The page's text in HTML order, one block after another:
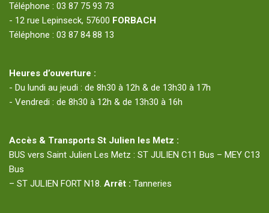
Téléphone : 03 87 75 93 73
- 12 rue Lepinseck, 57600 FORBACH
Téléphone : 03 87 84 88 13
Heures d’ouverture :
- Du lundi au jeudi : de 8h30 à 12h & de 13h30 à 17h
- Vendredi : de 8h30 à 12h & de 13h30 à 16h
Accès & Transports St Julien les Metz :
BUS vers Saint Julien Les Metz : ST JULIEN C11 Bus – MEY C13
Bus
– ST JULIEN FORT N18. Arrêt : Tanneries